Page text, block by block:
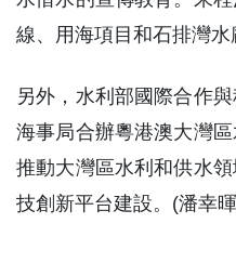
線、用海項目和石排灣水
另外，水利部國際合作
海事局合辦粵港澳大灣
推動大灣區水利和供水
技創新平台建設。(潘幸